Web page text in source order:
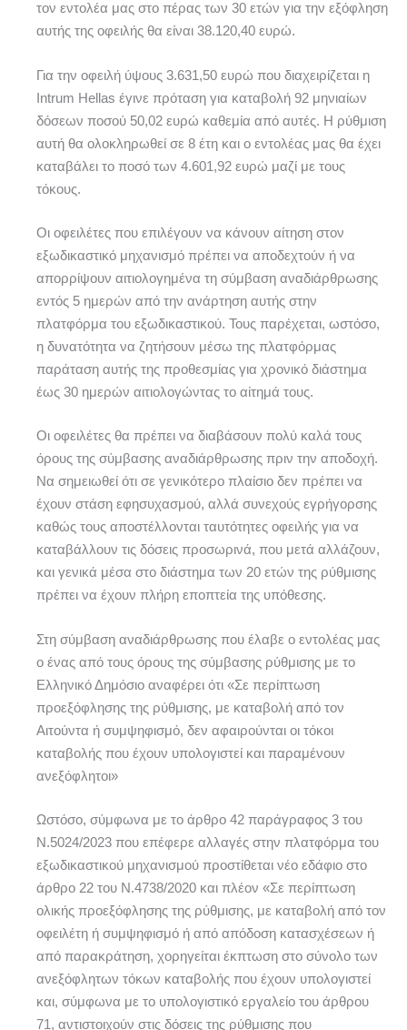
τον εντολέα μας στο πέρας των 30 ετών για την εξόφληση
αυτής της οφειλής θα είναι 38.120,40 ευρώ.
Για την οφειλή ύψους 3.631,50 ευρώ που διαχειρίζεται η
Intrum Hellas έγινε πρόταση για καταβολή 92 μηνιαίων
δόσεων ποσού 50,02 ευρώ καθεμία από αυτές. Η ρύθμιση
αυτή θα ολοκληρωθεί σε 8 έτη και ο εντολέας μας θα έχει
καταβάλει το ποσό των 4.601,92 ευρώ μαζί με τους
τόκους.
Οι οφειλέτες που επιλέγουν να κάνουν αίτηση στον
εξωδικαστικό μηχανισμό πρέπει να αποδεχτούν ή να
απορρίψουν αιτιολογημένα τη σύμβαση αναδιάρθρωσης
εντός 5 ημερών από την ανάρτηση αυτής στην
πλατφόρμα του εξωδικαστικού. Τους παρέχεται, ωστόσο,
η δυνατότητα να ζητήσουν μέσω της πλατφόρμας
παράταση αυτής της προθεσμίας για χρονικό διάστημα
έως 30 ημερών αιτιολογώντας το αίτημά τους.
Οι οφειλέτες θα πρέπει να διαβάσουν πολύ καλά τους
όρους της σύμβασης αναδιάρθρωσης πριν την αποδοχή.
Να σημειωθεί ότι σε γενικότερο πλαίσιο δεν πρέπει να
έχουν στάση εφησυχασμού, αλλά συνεχούς εγρήγορσης
καθώς τους αποστέλλονται ταυτότητες οφειλής για να
καταβάλλουν τις δόσεις προσωρινά, που μετά αλλάζουν,
και γενικά μέσα στο διάστημα των 20 ετών της ρύθμισης
πρέπει να έχουν πλήρη εποπτεία της υπόθεσης.
Στη σύμβαση αναδιάρθρωσης που έλαβε ο εντολέας μας
ο ένας από τους όρους της σύμβασης ρύθμισης με το
Ελληνικό Δημόσιο αναφέρει ότι «Σε περίπτωση
προεξόφλησης της ρύθμισης, με καταβολή από τον
Αιτούντα ή συμψηφισμό, δεν αφαιρούνται οι τόκοι
καταβολής που έχουν υπολογιστεί και παραμένουν
ανεξόφλητοι»
Ωστόσο, σύμφωνα με το άρθρο 42 παράγραφος 3 του
Ν.5024/2023 που επέφερε αλλαγές στην πλατφόρμα του
εξωδικαστικού μηχανισμού προστίθεται νέο εδάφιο στο
άρθρο 22 του Ν.4738/2020 και πλέον «Σε περίπτωση
ολικής προεξόφλησης της ρύθμισης, με καταβολή από τον
οφειλέτη ή συμψηφισμό ή από απόδοση κατασχέσεων ή
από παρακράτηση, χορηγείται έκπτωση στο σύνολο των
ανεξόφλητων τόκων καταβολής που έχουν υπολογιστεί
και, σύμφωνα με το υπολογιστικό εργαλείο του άρθρου
71, αντιστοιχούν στις δόσεις της ρύθμισης που